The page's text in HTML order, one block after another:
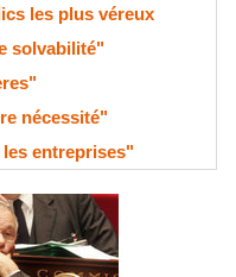
les plus véreux
solvabilité"
nécessité"
entreprises"